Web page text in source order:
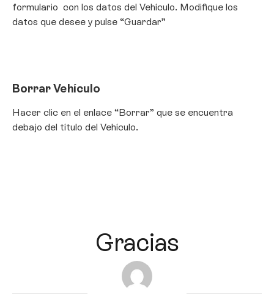
formulario con los datos del Vehículo. Modifique los
datos que desee y pulse “Guardar”
Hacer clic en el enlace “Borrar” que se encuentra
debajo del título del Vehículo.
guellcom